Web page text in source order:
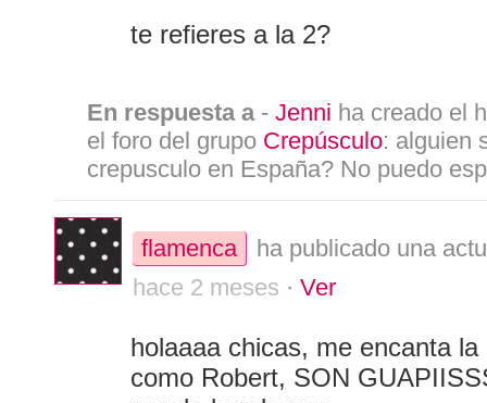
te refieres a la 2?
En respuesta a- Jenni ha creado el
el foro del grupo Crepúsculo: alguien
crepusculo en España? No puedo
flamenca
ha publicado una
hace 2 meses · Ver
holaaaa chicas, me encanta
como Robert, SON